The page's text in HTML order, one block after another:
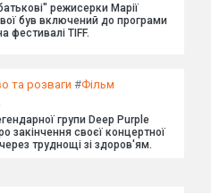
режисерки Марії
був включений до програми
фестивалі TIFF.
та розваги #Фільм
групи Deep Purple
закінчення своєї концертної
труднощі зі здоров'ям.